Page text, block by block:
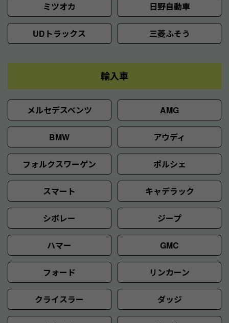
ミツオカ 日野自動車
UDトラックス 三菱ふそう
輸入車
メルセデスベンツ AMG
BMW アウディ
フォルクスワーゲン ポルシェ
スマート キャデラック
シボレー ジープ
ハマー GMC
フォード リンカーン
クライスラー ダッジ